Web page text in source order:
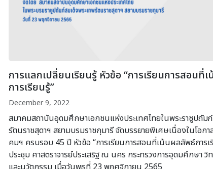
การแลกเปลี่ยนเรียนรู้ หัวข้อ “การเรียนการสอนที่
การเรียนรู้”
December 9, 2022
สมาคมสถาบันอุดมศึกษาเอกชนแห่งประเทศไทยในพระราชูปถัม
รัตนราชสุดาฯ สยามบรมราชกุมารี จัดบรรยายพิเศษเนื่องในโอก
คมฯ ครบรอบ 45 ปี หัวข้อ “การเรียนการสอนที่เน้นผลลัพธ์การ
ประชุม ศาสตราจารย์ประเสริฐ ณ นคร กระทรวงการอุดมศึกษา วิ